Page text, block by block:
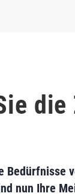
Bedürfnisse
nun Ihre